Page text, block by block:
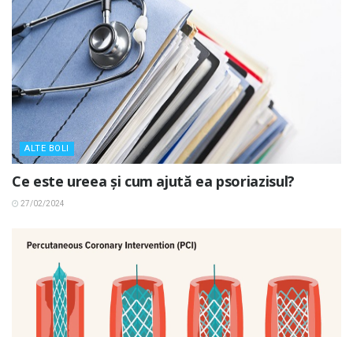
ALTE BOLI
Ce este ureea și cum ajută ea psoriazisul?
27/02/2024